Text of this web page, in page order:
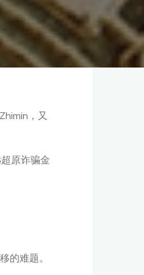
，又
原诈骗金
的难题。